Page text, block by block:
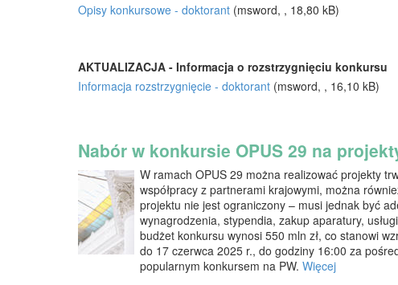
Opisy konkursowe - doktorant (msword, , 18,80 kB)
AKTUALIZACJA - Informacja o rozstrzygnięciu konkursu
Informacja rozstrzygnięcie - doktorant (msword, , 16,10 kB)
Nabór w konkursie OPUS 29 na
W ramach OPUS 29 można realizować projekty
współpracy z partnerami krajowymi, można
projektu nie jest ograniczony – musi jednak być
wynagrodzenia, stypendia, zakup aparatury,
budżet konkursu wynosi 550 mln zł, co stanowi
do 17 czerwca 2025 r., do godziny 16:00 za
popularnym konkursem na PW. Więcej